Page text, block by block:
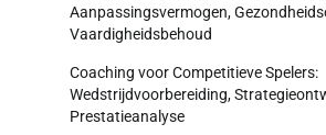
Aanpassingsvermogen,
Vaardigheidsbehoud
Coaching voor Competitieve Spelers:
Wedstrijdvoorbereiding,
Prestatieanalyse